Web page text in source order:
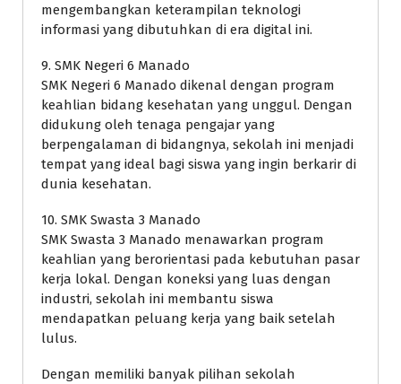
mengembangkan keterampilan teknologi
informasi yang dibutuhkan di era digital ini.
9. SMK Negeri 6 Manado
SMK Negeri 6 Manado dikenal dengan program
keahlian bidang kesehatan yang unggul. Dengan
didukung oleh tenaga pengajar yang
berpengalaman di bidangnya, sekolah ini menjadi
tempat yang ideal bagi siswa yang ingin berkarir di
dunia kesehatan.
10. SMK Swasta 3 Manado
SMK Swasta 3 Manado menawarkan program
keahlian yang berorientasi pada kebutuhan pasar
kerja lokal. Dengan koneksi yang luas dengan
industri, sekolah ini membantu siswa
mendapatkan peluang kerja yang baik setelah
lulus.
Dengan memiliki banyak pilihan sekolah